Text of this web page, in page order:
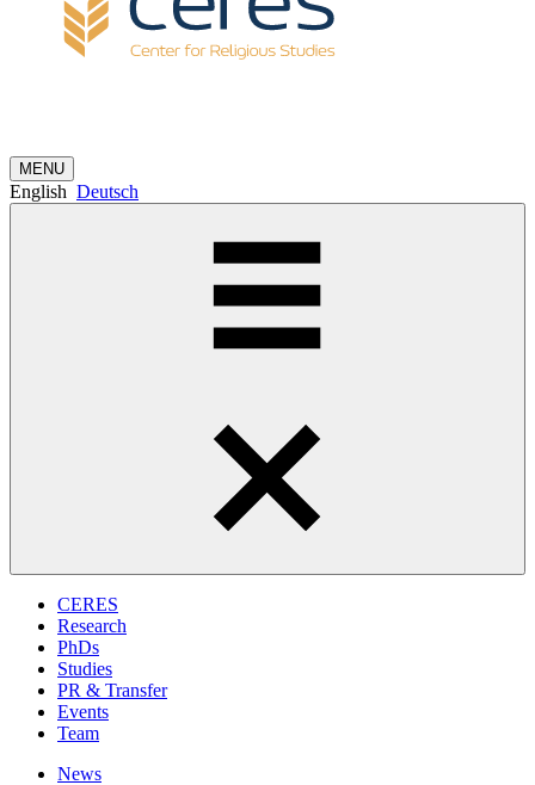
MENU
English Deutsch
CERES
Research
PhDs
Studies
PR & Transfer
Events
Team
News